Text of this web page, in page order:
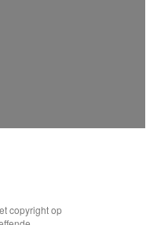
copyright op